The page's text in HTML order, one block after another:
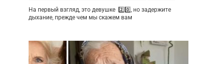
На первый взгляд, это девушке 2️⃣0️⃣, но задержите
дыхание, прежде чем мы скажем вам